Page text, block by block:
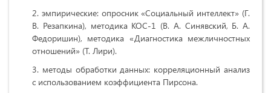
эмпирические: опросник «Социальный интеллект» (Г.
В. Резапкина), методика КОС-1 (В. А. Синявский, Б. А.
Федоришин), методика «Диагностика межличностных
отношений» (Т. Лири).
методы обработки данных: корреляционный анализ
с использованием коэффициента Пирсона.